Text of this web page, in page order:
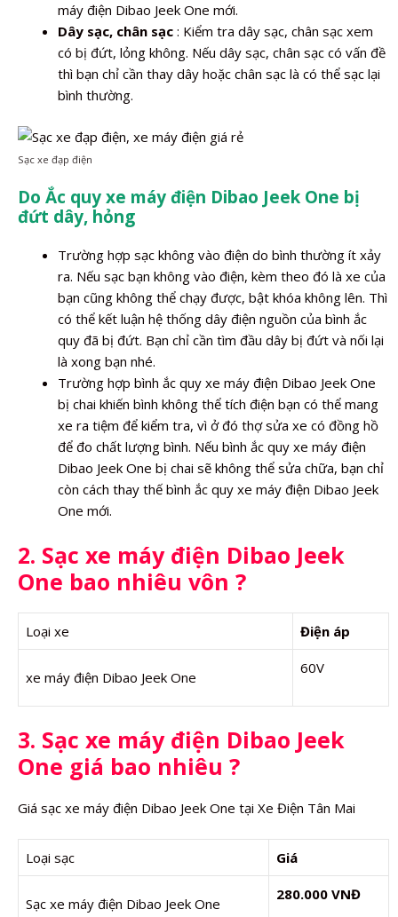
máy điện Dibao Jeek One mới.
Dây sạc, chân sạc : Kiểm tra dây sạc, chân sạc xem
có bị đứt, lỏng không. Nếu dây sạc, chân sạc có vấn đề
thì bạn chỉ cần thay dây hoặc chân sạc là có thể sạc lại
bình thường.
Sạc xe đạp điện
Do Ắc quy xe máy điện Dibao Jeek One bị
đứt dây, hỏng
Trường hợp sạc không vào điện do bình thường ít xảy
ra. Nếu sạc bạn không vào điện, kèm theo đó là xe của
bạn cũng không thể chạy được, bật khóa không lên. Thì
có thể kết luận hệ thống dây điện nguồn của bình ắc
quy đã bị đứt. Bạn chỉ cần tìm đầu dây bị đứt và nối lại
là xong bạn nhé.
Trường hợp bình ắc quy xe máy điện Dibao Jeek One
bị chai khiến bình không thể tích điện bạn có thể mang
xe ra tiệm để kiểm tra, vì ở đó thợ sửa xe có đồng hồ
để đo chất lượng bình. Nếu bình ắc quy xe máy điện
Dibao Jeek One bị chai sẽ không thể sửa chữa, bạn chỉ
còn cách thay thế bình ắc quy xe máy điện Dibao Jeek
One mới.
2. Sạc xe máy điện Dibao Jeek
One bao nhiêu vôn ?
Loại xe Điện áp
xe máy điện Dibao Jeek One
60V
3. Sạc xe máy điện Dibao Jeek
One giá bao nhiêu ?
Giá sạc xe máy điện Dibao Jeek One tại Xe Điện Tân Mai
Loại sạc Giá
Sạc xe máy điện Dibao Jeek One
280.000 VNĐ